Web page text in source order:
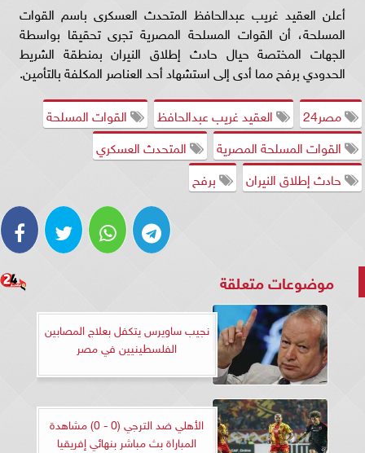
أعلن العقيد غريب عبدالحافظ المتحدث العسكرى باسم القوات
المسلحة، أن القوات المسلحة المصرية تجرى تحقيقا بواسطة
الجهات المختصة حيال حادث إطلاق النيران بمنطقة الشريط
الحدودي برفح مما أدى إلى استشهاد أحد العناصر المكلفة بالتأمين.
مصر24
العقيد غريب عبدالحافظ
القوات المسلحة
القوات المسلحة المصرية
المتحدث العسكري
حادث إطلاق النيران
برفح
موضوعات متعلقة
نجيب ساويرس يتكفل بعلاج المصابين
الفلسطينيين في مصر
الأهلي ضد الترجي (0 - 0) مشاهدة
المباراة بث مباشر بنهائي إفريقيا